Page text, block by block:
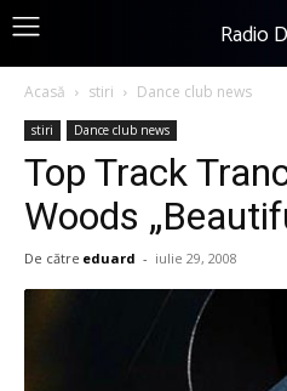
Radio
Acasă stiri Dance club news
stiri Dance club news
Top Track
Woods
De către eduard - iulie 29, 2008